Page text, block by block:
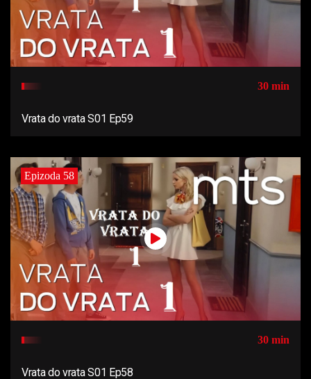
30 min
Vrata do vrata S01 Ep59
Epizoda 58
30 min
Vrata do vrata S01 Ep58